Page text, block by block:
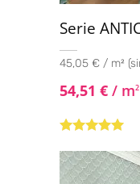
Serie
45,05 € / m²
54,51 € / m2
5.00 de 5